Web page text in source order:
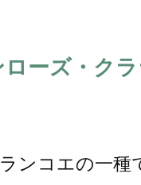
ーズ・クラ
ンコエの一種